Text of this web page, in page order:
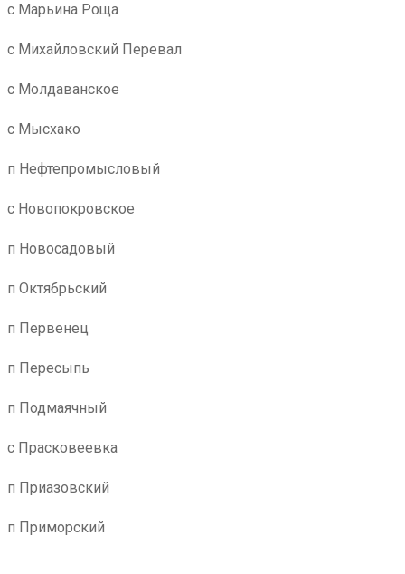
с Марьина Роща
с Михайловский Перевал
с Молдаванское
с Мысхако
п Нефтепромысловый
с Новопокровское
п Новосадовый
п Октябрьский
п Первенец
п Пересыпь
п Подмаячный
с Прасковеевка
п Приазовский
п Приморский